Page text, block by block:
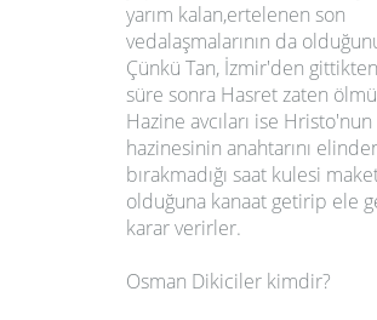
yarım kalan,ertelenen son
vedalaşmalarının da
Çünkü Tan, İzmir'den
süre sonra Hasret zaten
Hazine avcıları ise Hristo'nun
hazinesinin anahtarını
bırakmadığı saat kulesi
olduğuna kanaat getirip ele
karar verirler.
Osman Dikiciler kimdir?